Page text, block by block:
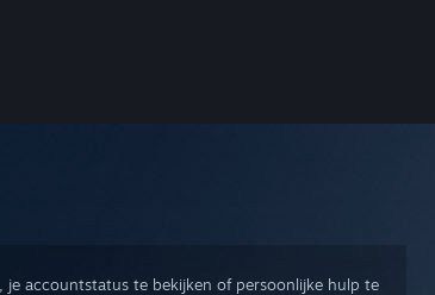
accountstatus te bekijken of persoonlijke hulp te